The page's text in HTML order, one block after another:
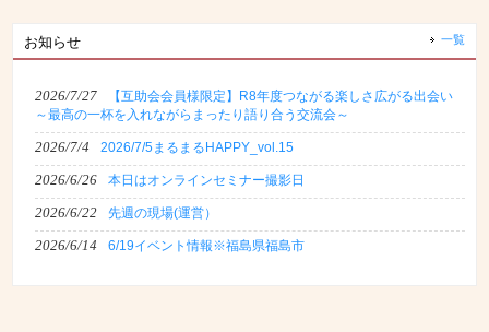
お知らせ 一覧
2026/7/27
【互助会会員様限定】R8年度つながる楽しさ広がる出会い
～最高の一杯を入れながらまったり語り合う交流会～
2026/7/4 2026/7/5まるまるHAPPY_vol.15
2026/6/26 本日はオンラインセミナー撮影日
2026/6/22 先週の現場(運営）
2026/6/14 6/19イベント情報※福島県福島市